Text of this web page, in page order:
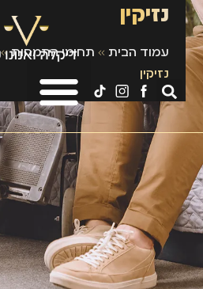
נזיקין
עמוד הבית» תחומי התמחות»
נזיקין